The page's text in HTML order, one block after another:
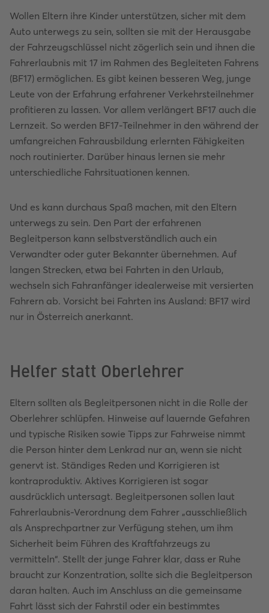
Wollen Eltern ihre Kinder unterstützen, sicher mit dem
Auto unterwegs zu sein, sollten sie mit der Herausgabe
der Fahrzeugschlüssel nicht zögerlich sein und ihnen die
Fahrerlaubnis mit 17 im Rahmen des Begleiteten Fahrens
(BF17) ermöglichen. Es gibt keinen besseren Weg, junge
Leute von der Erfahrung erfahrener Verkehrsteilnehmer
profitieren zu lassen. Vor allem verlängert BF17 auch die
Lernzeit. So werden BF17-Teilnehmer in den während der
umfangreichen Fahrausbildung erlernten Fähigkeiten
noch routinierter. Darüber hinaus lernen sie mehr
unterschiedliche Fahrsituationen kennen.
Und es kann durchaus Spaß machen, mit den Eltern
unterwegs zu sein. Den Part der erfahrenen
Begleitperson kann selbstverständlich auch ein
Verwandter oder guter Bekannter übernehmen. Auf
langen Strecken, etwa bei Fahrten in den Urlaub,
wechseln sich Fahranfänger idealerweise mit versierten
Fahrern ab. Vorsicht bei Fahrten ins Ausland: BF17 wird
nur in Österreich anerkannt.
Helfer statt Oberlehrer
Eltern sollten als Begleitpersonen nicht in die Rolle der
Oberlehrer schlüpfen. Hinweise auf lauernde Gefahren
und typische Risiken sowie Tipps zur Fahrweise nimmt
die Person hinter dem Lenkrad nur an, wenn sie nicht
genervt ist. Ständiges Reden und Korrigieren ist
kontraproduktiv. Aktives Korrigieren ist sogar
ausdrücklich untersagt. Begleitpersonen sollen laut
Fahrerlaubnis-Verordnung dem Fahrer „ausschließlich
als Ansprechpartner zur Verfügung stehen, um ihm
Sicherheit beim Führen des Kraftfahrzeugs zu
vermitteln“. Stellt der junge Fahrer klar, dass er Ruhe
braucht zur Konzentration, sollte sich die Begleitperson
daran halten. Auch im Anschluss an die gemeinsame
Fahrt lässt sich der Fahrstil oder ein bestimmtes